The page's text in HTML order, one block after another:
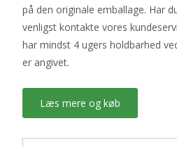
på den originale emballage. Har
venligst kontakte vores
har mindst 4 ugers holdbarhed
er angivet.
Læs mere og køb